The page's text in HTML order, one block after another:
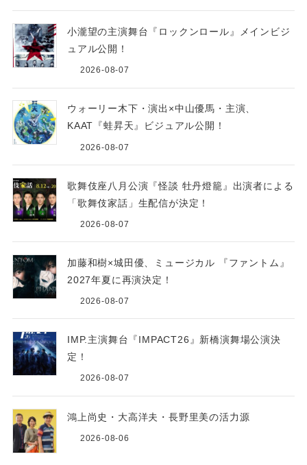
小瀧望の主演舞台『ロックンロール』メインビジ
ュアル公開！
2026-08-07
ウォーリー木下・演出×中山優馬・主演、
KAAT『蛙昇天』ビジュアル公開！
2026-08-07
歌舞伎座八月公演『怪談 牡丹燈籠』出演者による
「歌舞伎家話」生配信が決定！
2026-08-07
加藤和樹×城田優、ミュージカル 『ファントム』
2027年夏に再演決定！
2026-08-07
IMP.主演舞台『IMPACT26』新橋演舞場公演決
定！
2026-08-07
鴻上尚史・大高洋夫・長野里美の活力源
2026-08-06